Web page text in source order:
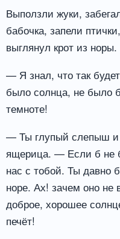
Выползли жуки,
бабочка, запели
выглянул крот из норы.
— Я знал, что так
было солнца, не было
темноте!
— Ты глупый слепыш и
ящерица. — Если б не
нас с тобой. Ты давно
норе. Ах! зачем оно не
доброе, хорошее
печёт!